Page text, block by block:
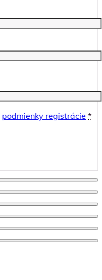
podmienky registrácie *